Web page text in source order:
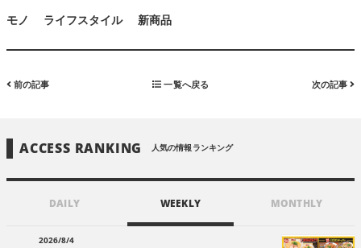
モノ ライフスタイル 新商品
前の記事 一覧へ戻る 次の記事
ACCESS RANKING 人気の情報ランキング
DAILY WEEKLY MONTHLY
2026/8/4